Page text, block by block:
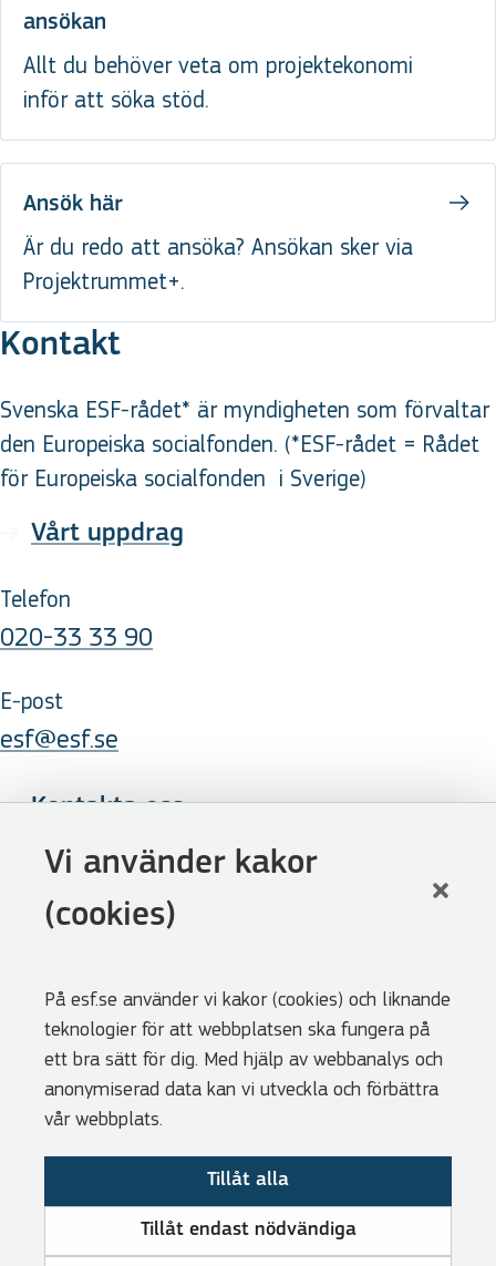
Vi använder kakor
(cookies)
På esf.se använder vi kakor (cookies) och liknande
teknologier för att webbplatsen ska fungera på
ett bra sätt för dig. Med hjälp av webbanalys och
anonymiserad data kan vi utveckla och förbättra
vår webbplats.
Tillåt alla
Tillåt endast nödvändiga
ansökan
Allt du behöver veta om projektekonomi
inför att söka stöd.
Ansök här
Är du redo att ansöka? Ansökan sker via
Projektrummet+.
Kontakt
Svenska ESF-rådet* är myndigheten som förvaltar
den Europeiska socialfonden. (*ESF-rådet = Rådet
för Europeiska socialfonden i Sverige)
Vårt uppdrag
Telefon
020-33 33 90
E-post
esf@esf.se
Kontakta oss
Följ oss
LinkedIn
Nyhetsbrev
Genvägar
Webbshoppen
Visselblåsarfunktion